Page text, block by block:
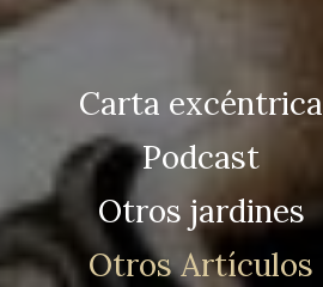
Carta excéntrica
Podcast
Otros jardines
Otros Artículos